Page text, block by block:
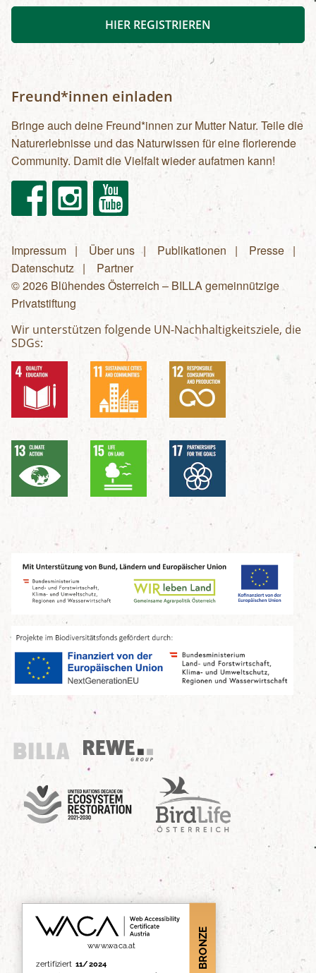
HIER REGISTRIEREN
Freund*innen einladen
Bringe auch deine Freund*innen zur Mutter Natur. Teile die
Naturerlebnisse und das Naturwissen für eine florierende
Community. Damit die Vielfalt wieder aufatmen kann!
FacebookInstagram Youtube
Fußzeilenmenü
Impressum Über uns Publikationen
Presse
Datenschutz
Partner
© 2026 Blühendes Österreich – BILLA gemeinnützige
Privatstiftung
Wir unterstützen folgende UN-Nachhaltigkeitsziele, die
SDGs:
Billa
REWE Group
UN Decade
Birdlife